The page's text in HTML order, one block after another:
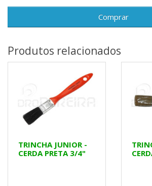
Comprar
Produtos relacionados
TRINCHA JUNIOR -
CERDA PRETA 3/4"